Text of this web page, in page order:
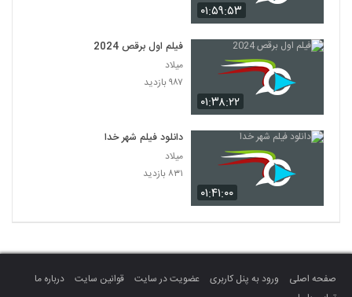
۰۱:۵۹:۵۳
۰۱:۳۸:۲۲
فیلم اول برقص 2024
میلاد
۹۸۷ بازدید
۰۱:۴۱:۰۰
دانلود فیلم شهر خدا
میلاد
۸۳۱ بازدید
صفحه اصلی ورود به پنل کاربری عضویت در سایت قوانین سایت
درباره ما